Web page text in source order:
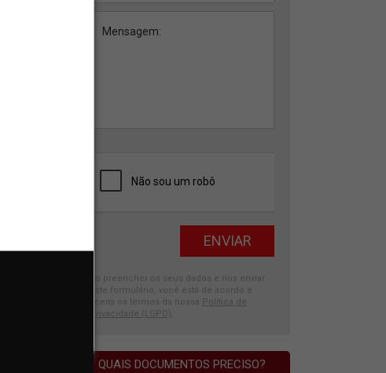
Ao preencher os seus dados e nos enviar
este formulário, você está de acordo e
aceita os termos da nossa
Política de
Privacidade (LGPD)
QUAIS DOCUMENTOS PRECISO?